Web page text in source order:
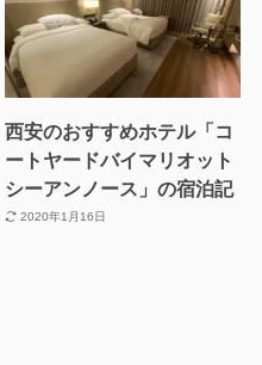
西安のおすすめホテル「コ
ートヤードバイマリオット
シーアンノース」の宿泊記
2020年1月16日